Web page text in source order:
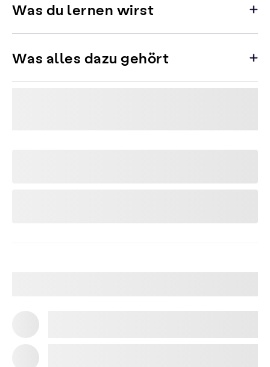
Was du lernen wirst
Was alles dazu gehört